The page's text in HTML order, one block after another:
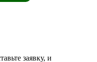
заявку, и